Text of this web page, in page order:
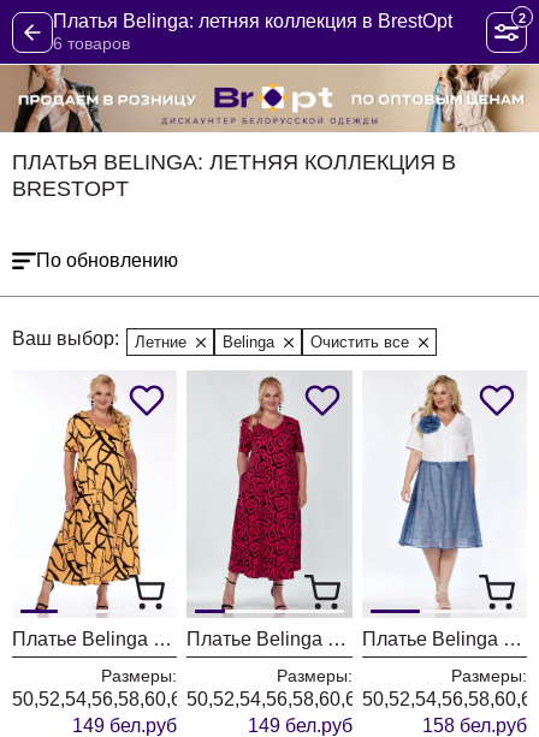
Платья Belinga: летняя коллекция в BrestOpt
6 товаров
2
ПЛАТЬЯ BELINGA: ЛЕТНЯЯ КОЛЛЕКЦИЯ В
BRESTOPT
По обновлению
Ваш выбор: Летние Belinga Очистить все
Платье Belinga 1233 черный -персик
Размеры:
50,52,54,56,58,60,62
149 бел.руб
Платье Belinga 1232 черный - малина
Размеры:
50,52,54,56,58,60,62
149 бел.руб
Платье Belinga 1231 белый голубой
Размеры:
158 бел.руб